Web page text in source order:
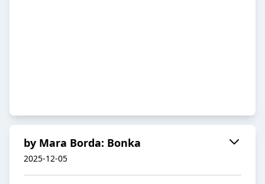
by Mara Borda: Bonka
2025-12-05